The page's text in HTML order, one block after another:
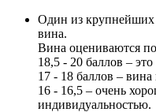
Один из крупнейших
вина.
Вина оцениваются
18,5 - 20 баллов –
17 - 18 баллов – вина
16 - 16,5 – очень
индивидуальностью.